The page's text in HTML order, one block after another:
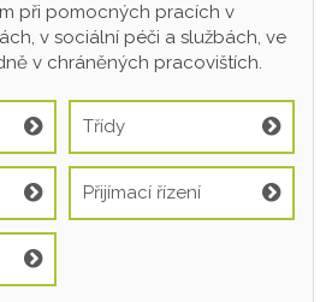
při pomocných pracích v
v sociální péči a službách, ve
v chráněných pracovištích.
Třídy
Přijímací řízení